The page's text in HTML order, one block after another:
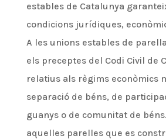
estables de Catalunya
condicions jurídiques,
A les unions estables de
els preceptes del Codi Civil de
relatius als règims econòmics
separació de béns, de
guanys o de comunitat de
aquelles parelles que es